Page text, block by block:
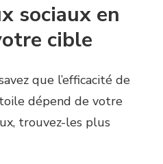
sociaux en
cible
que l’efficacité de
dépend de votre
trouvez-les plus